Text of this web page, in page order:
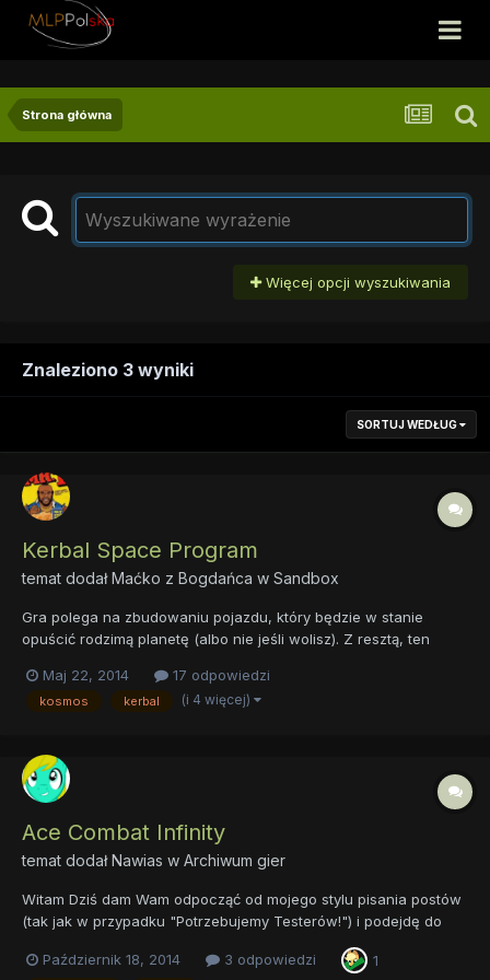
Strona główna
Więcej opcji wyszukiwania
Znaleziono 3 wyniki
SORTUJ WEDŁUG
Kerbal Space Program
temat dodałMaćko z Bogdańca w Sandbox
Gra polega na zbudowaniu pojazdu, który będzie w stanie
opuścić rodzimą planetę (albo nie jeśli wolisz). Z resztą, ten
jeszcze multiplayera ale jest modyfikacja, która to umożliwia.
Maj 22, 2014 17 odpowiedzi
kosmos kerbal (i 4 więcej)
Ace Combat Infinity
temat dodałNawias w Archiwum gier
Witam Dziś dam Wam odpocząć od mojego stylu pisania postów
(tak jak w przypadku "Potrzebujemy Testerów!") i podejdę do
prędkość, akcję i wolność ptaka oraz posiadający PlayStation 3
Październik 18, 2014 3 odpowiedzi 1